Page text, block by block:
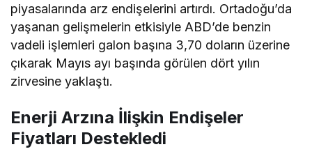
piyasalarında arz endişelerini artırdı. Ortadoğu’da
yaşanan gelişmelerin etkisiyle ABD’de benzin
vadeli işlemleri galon başına 3,70 doların üzerine
çıkarak Mayıs ayı başında görülen dört yılın
zirvesine yaklaştı.
Enerji Arzına İlişkin Endişeler
Fiyatları Destekledi